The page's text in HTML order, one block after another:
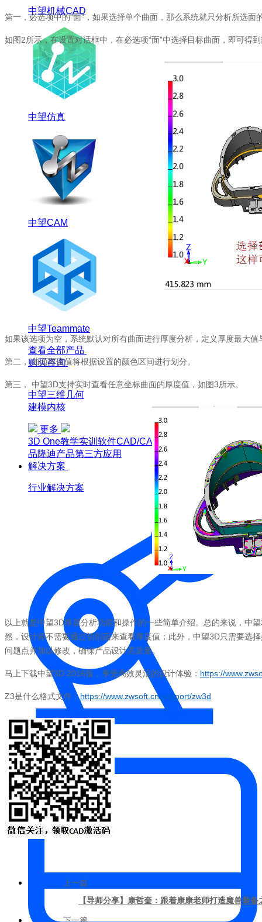
中望机械CAD
中望仿真
中望CAM
中望Teammate
查看全部产品
购买咨询
中望三维几何
建模内核
更多
3D One教学实训软件CAD/CAM/CAE软件教育版 博超产
品隆迪产品第三方应用
解决方案
行业解决方案
机械制造
第一，必选项中的“面”，如果选择单个曲面，那么系统就只分析所选
如图2所示，在设置对话框中，在必选项“面”中选择目标曲面，即可得
如果该选项为空，系统默认对所有曲面进行厚度分析，定义厚度最大
第二， 曲面厚度值将根据设置的颜色区间进行划分。
第三， 中望3D支持实时查看任意坐标曲面的厚度值，如图3所示。
以上就是中望3D厚度分析功能和操作的一些简单介绍。总的来说，中
然，设计师不需要通过切剖面来查看厚度值；此外，中望3D只需要选
问题点并加以修改，确保产品设计高质量。
马上下载中望3D 2016版，享受高效灵活的设计体验： https://
Z3是什么格式文件：https://www.zwsoft.cn/support/zw3d
上一篇
【导师分享】康哲奎：跟着康康老师打造魔兽装
下一篇